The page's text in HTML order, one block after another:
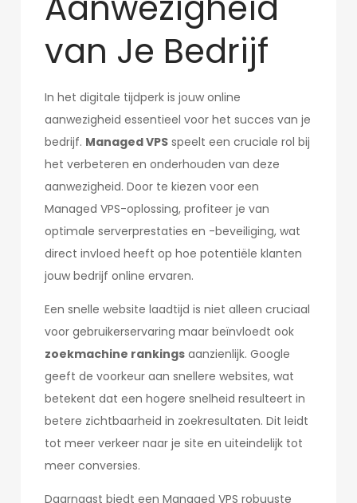
van Je Bedrijf
In het digitale tijdperk is jouw online
aanwezigheid essentieel voor het succes van je
bedrijf. Managed VPS speelt een cruciale rol bij
het verbeteren en onderhouden van deze
aanwezigheid. Door te kiezen voor een
Managed VPS-oplossing, profiteer je van
optimale serverprestaties en -beveiliging, wat
direct invloed heeft op hoe potentiële klanten
jouw bedrijf online ervaren.
Een snelle website laadtijd is niet alleen cruciaal
voor gebruikerservaring maar beïnvloedt ook
zoekmachine rankings aanzienlijk. Google
geeft de voorkeur aan snellere websites, wat
betekent dat een hogere snelheid resulteert in
betere zichtbaarheid in zoekresultaten. Dit leidt
tot meer verkeer naar je site en uiteindelijk tot
meer conversies.
Daarnaast biedt een Managed VPS robuuste